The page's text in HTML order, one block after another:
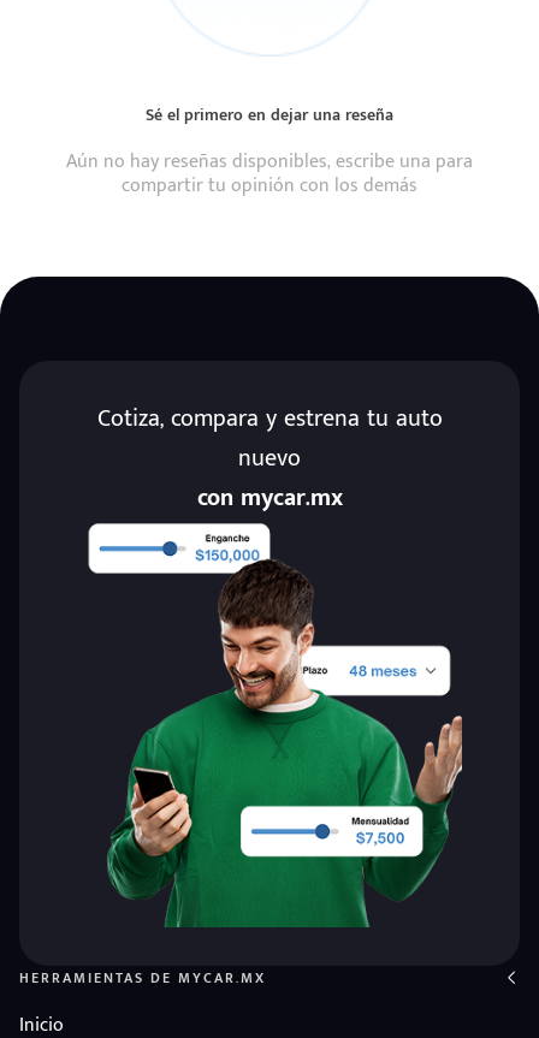
Sé el primero en dejar una reseña
Aún no hay reseñas disponibles, escribe una para
compartir tu opinión con los demás
Cotiza, compara y estrena tu auto
nuevo
con mycar.mx
HERRAMIENTAS DE MYCAR.MX
Inicio